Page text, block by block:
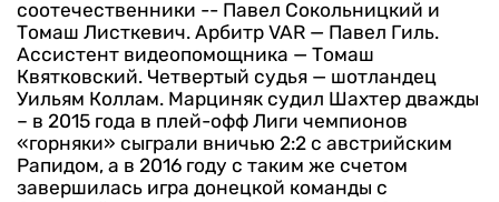
соотечественники -- Павел Сокольницкий и
Томаш Листкевич. Арбитр VAR — Павел Гиль.
Ассистент видеопомощника — Томаш
Квятковский. Четвертый судья — шотландец
Уильям Коллам. Марциняк судил Шахтер дважды
– в 2015 года в плей-офф Лиги чемпионов
«горняки» сыграли вничью 2:2 с австрийским
Рапидом, а в 2016 году с таким же счетом
завершилась игра донецкой команды с